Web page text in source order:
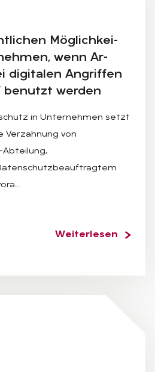
Mög­lich­kei­
wenn Ar­
di­gi­ta­len An­grif­fen
be­nutzt wer­den
in Unternehmen setzt
Verzahnung von
Abteilung,
Weiterlesen